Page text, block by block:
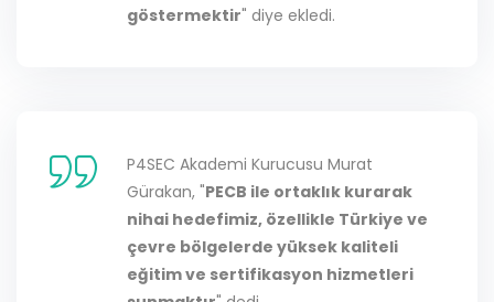
göstermektir" diye ekledi.
P4SEC Akademi Kurucusu Murat
Gürakan, "PECB ile ortaklık kurarak
nihai hedefimiz, özellikle Türkiye ve
çevre bölgelerde yüksek kaliteli
eğitim ve sertifikasyon hizmetleri